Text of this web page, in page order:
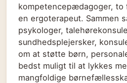
kompetencepædagoger, to
en ergoterapeut. Sammen
psykologer,
sundhedsplejersker,
om at støtte børn,
bedst muligt til at lykkes
mangfoldige